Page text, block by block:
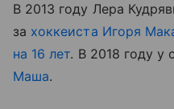
В 2013 году Лера
за хоккеиста Игоря
на 16 лет. В 2018 году у
Маша.